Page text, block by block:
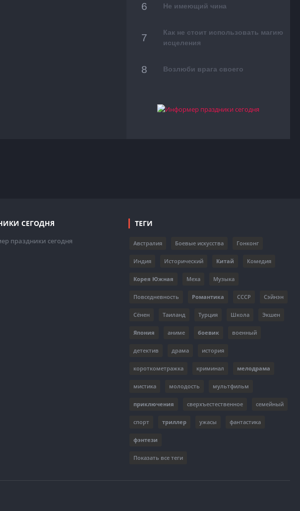
Не имеющий чина
Как не стоит использовать магию
исцеления
Возлюби врага своего
СЕГОДНЯ ТЕГИ
Австралия Боевые искусства Гонконг
Индия Исторический Китай Комедия
Корея Южная Меха Музыка
Повседневность Романтика СССР Сэйнэн
Сёнен Таиланд Турция Школа Экшен
Япония аниме боевик военный
детектив драма история
короткометражка криминал мелодрама
мистика молодость мультфильм
приключения сверхъестественное семейный
спорт триллер ужасы фантастика
фэнтези
Показать все теги